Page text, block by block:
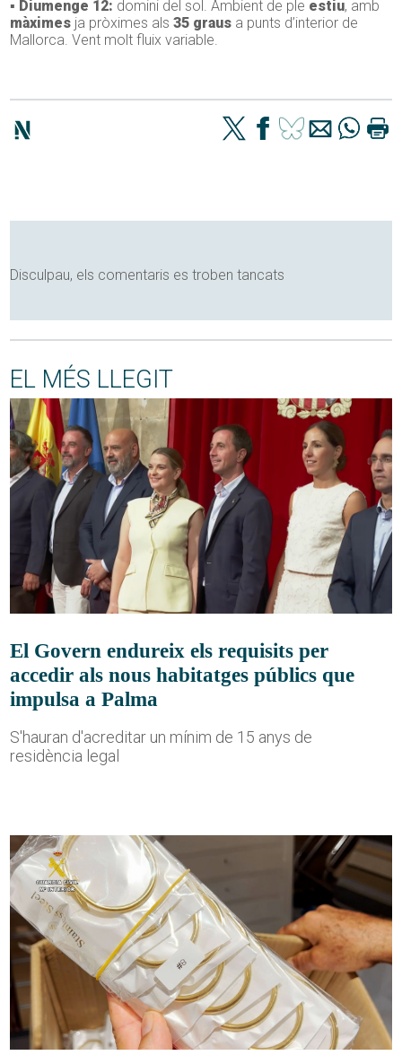
▪ Diumenge 12: domini del sol. Ambient de ple estiu, amb
màximes ja pròximes als35 graus a punts d’interior de
Mallorca. Vent molt fluix variable.
Disculpau, els comentaris es troben tancats
EL MÉS LLEGIT
El Govern endureix els requisits per
accedir als nous habitatges públics que
impulsa a Palma
S'hauran d'acreditar un mínim de 15 anys de
residència legal